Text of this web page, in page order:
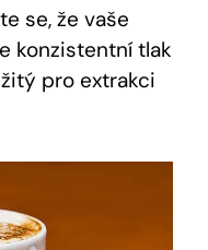
se, že vaše
konzistentní tlak
pro extrakci